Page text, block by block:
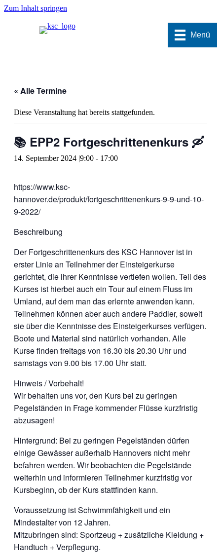
Zum Inhalt springen
Menü
« Alle Termine
Diese Veranstaltung hat bereits stattgefunden.
📚 EPP2 Fortgeschrittenenkurs 🛶
14. September 2024 |9:00 - 17:00
https://www.ksc-
hannover.de/produkt/fortgeschrittenenkurs-9-9-und-10-
9-2022/
Beschreibung
Der Fortgeschrittenenkurs des KSC Hannover ist in
erster Linie an Teilnehmer der Einsteigerkurse
gerichtet, die ihrer Kenntnisse vertiefen wollen. Teil des
Kurses ist hierbei auch ein Tour auf einem Fluss im
Umland, auf dem man das erlernte anwenden kann.
Teilnehmen können aber auch andere Paddler, soweit
sie über die Kenntnisse des Einsteigerkurses verfügen.
Boote und Material sind natürlich vorhanden. Alle
Kurse finden freitags von 16.30 bis 20.30 Uhr und
samstags von 9.00 bis 17.00 Uhr statt.
Hinweis / Vorbehalt!
Wir behalten uns vor, den Kurs bei zu geringen
Pegelständen in Frage kommender Flüsse kurzfristig
abzusagen!
Hintergrund: Bei zu geringen Pegelständen dürfen
einige Gewässer außerhalb Hannovers nicht mehr
befahren werden. Wir beobachten die Pegelstände
weiterhin und informieren Teilnehmer kurzfristig vor
Kursbeginn, ob der Kurs stattfinden kann.
Voraussetzung ist Schwimmfähigkeit und ein
Mindestalter von 12 Jahren.
Mitzubringen sind: Sportzeug + zusätzliche Kleidung +
Handtuch + Verpflegung.